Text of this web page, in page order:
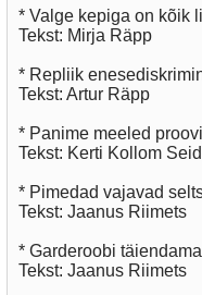
* Valge kepiga on kõik
Tekst: Mirja Räpp
* Repliik
Tekst: Artur Räpp
* Panime meeled
Tekst: Kerti Kollom
* Pimedad vajavad
Tekst: Jaanus Riimets
* Garderoobi
Tekst: Jaanus Riimets